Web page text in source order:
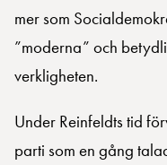
mer som
”moderna” och
verkligheten.
Under Reinfeldts tid
parti som en gång